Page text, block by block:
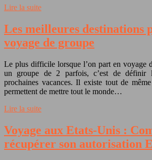
Lire la suite
Les meilleures destinations
voyage de groupe
Le plus difficile lorsque l’on part en voyage
un groupe de 2 parfois, c’est de définir
prochaines vacances. Il existe tout de
permettent de mettre tout le monde…
Lire la suite
Voyage aux Etats-Unis :
récupérer son autorisation